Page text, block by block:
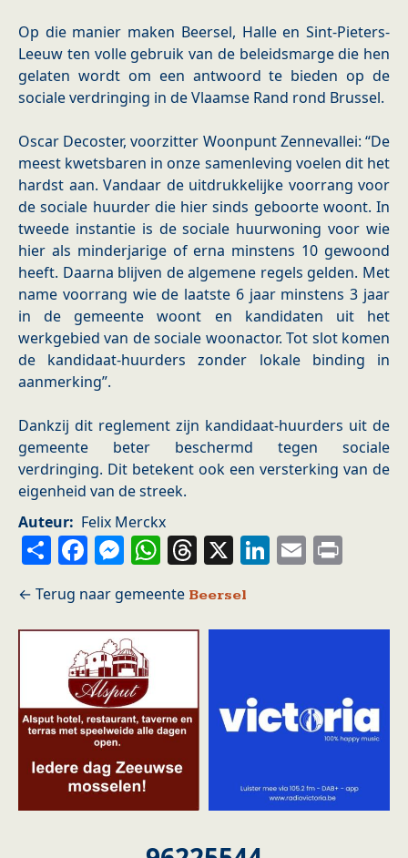
Op die manier maken Beersel, Halle en Sint-Pieters-
Leeuw ten volle gebruik van de beleidsmarge die hen
gelaten wordt om een antwoord te bieden op de
sociale verdringing in de Vlaamse Rand rond Brussel.
Oscar Decoster, voorzitter Woonpunt Zennevallei: “De
meest kwetsbaren in onze samenleving voelen dit het
hardst aan. Vandaar de uitdrukkelijke voorrang voor
de sociale huurder die hier sinds geboorte woont. In
tweede instantie is de sociale huurwoning voor wie
hier als minderjarige of erna minstens 10 gewoond
heeft. Daarna blijven de algemene regels gelden. Met
name voorrang wie de laatste 6 jaar minstens 3 jaar
in de gemeente woont en kandidaten uit het
werkgebied van de sociale woonactor. Tot slot komen
de kandidaat-huurders zonder lokale binding in
aanmerking”.
Dankzij dit reglement zijn kandidaat-huurders uit de
gemeente beter beschermd tegen sociale
verdringing. Dit betekent ook een versterking van de
eigenheid van de streek.
Auteur
Felix Merckx
ShareFacebook
Messenger
WhatsApp
Threads
X LinkedIn
Email
Beersel